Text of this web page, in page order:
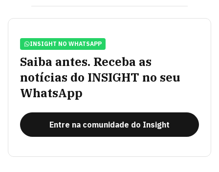
INSIGHT NO WHATSAPP
Saiba antes. Receba as
notícias do INSIGHT no seu
WhatsApp
Entre na comunidade do Insight